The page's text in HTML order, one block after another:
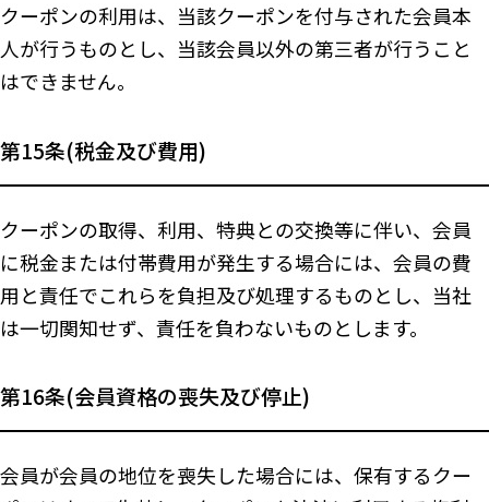
クーポンの利用は、当該クーポンを付与された会員本
人が行うものとし、当該会員以外の第三者が行うこと
はできません。
第15条(税金及び費用)
クーポンの取得、利用、特典との交換等に伴い、会員
に税金または付帯費用が発生する場合には、会員の費
用と責任でこれらを負担及び処理するものとし、当社
は一切関知せず、責任を負わないものとします。
第16条(会員資格の喪失及び停止)
会員が会員の地位を喪失した場合には、保有するクー